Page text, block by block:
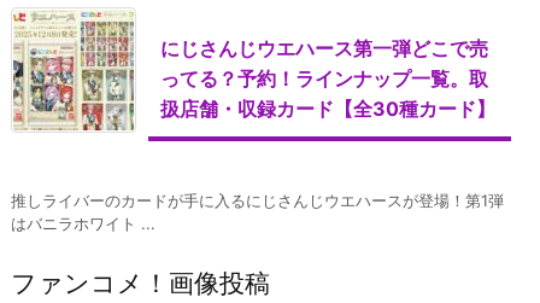
にじさんじウエハース第一弾どこで売
ってる？予約！ラインナップ一覧。取
扱店舗・収録カード【全30種カード】
推しライバーのカードが手に入るにじさんじウエハースが登場！第1弾
はバニラホワイト ...
ファンコメ！画像投稿